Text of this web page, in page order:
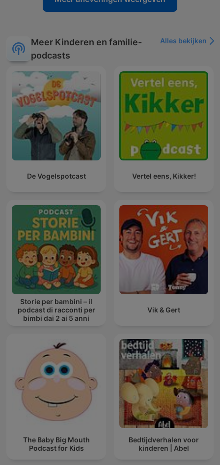
Meer Kinderen en familie-
podcasts
Alles bekijken
De Vogelspotcast Vertel eens, Kikker!
Storie per bambini – il
podcast di racconti per
bimbi dai 2 ai 5 anni
Vik & Gert
The Baby Big Mouth
Podcast for Kids
Bedtijdverhalen voor
kinderen | Abel